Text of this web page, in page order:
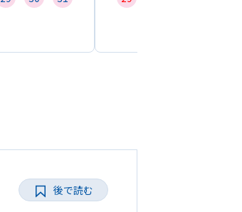
後で読む